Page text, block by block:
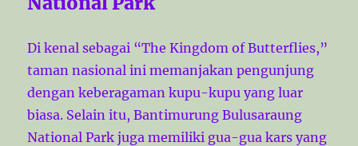
Di kenal sebagai “The Kingdom of Butterflies,”
taman nasional ini memanjakan pengunjung
dengan keberagaman kupu-kupu yang luar
biasa. Selain itu, Bantimurung Bulusaraung
National Park juga memiliki gua-gua kars yang